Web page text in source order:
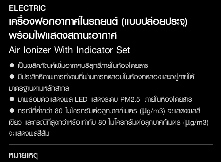
ELECTRIC
เครื่องฟอกอากาศในรถยนต์ (แบบปล่อยประจุ)
พร้อมไฟแสดงสถานะอากาศ
Air Ionizer With Indicator Set
● เป็นผลิตภัณฑ์เพิ่มอากาศบริสุทธิ์ภายในห้องโดยสาร
● มีประสิทธิภาพการทำงานที่ผ่านการทดสอบในห้องทดลองและอยู่ภายใต้
มาตรฐานตามหลักสากล
● มาพร้อมตัวแสดงผล LED แสดงระดับ PM2.5 ภายในห้องโดยสาร
● กรณีที่ต่ำกว่า 80 ไมโครกรัมต่อลูกบาศก์เมตร (μg/m3) จะแสดงผลสี
เขียว และกรณีที่สูงกว่าหรือเท่ากับ 80 ไมโครกรัมต่อลูกบาศก์เมตร (μg/m3)
จะแสดงผลสีส้ม
หมายเหตุ